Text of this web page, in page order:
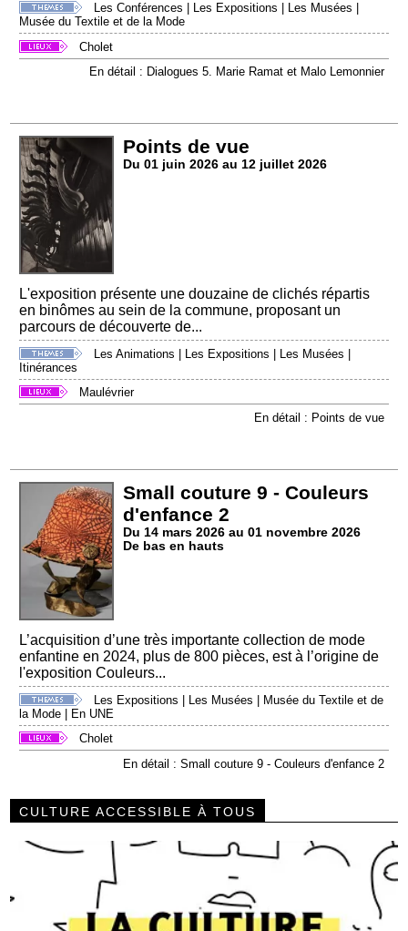
Les Conférences Les Expositions Les Musées
Musée du Textile et de la Mode
Cholet
En détail : Dialogues 5. Marie Ramat et Malo Lemonnier
Points de vue
Du 01 juin 2026 au 12 juillet 2026
L'exposition présente une douzaine de clichés répartis
en binômes au sein de la commune, proposant un
parcours de découverte de...
Les Animations Les Expositions Les Musées
Itinérances
Maulévrier
En détail : Points de vue
Small couture 9 - Couleurs
d'enfance 2
Du 14 mars 2026 au 01 novembre 2026
De bas en hauts
L’acquisition d’une très importante collection de mode
enfantine en 2024, plus de 800 pièces, est à l’origine de
l'exposition Couleurs...
Les Expositions | Les Musées | Musée du Textile et de
la Mode | En UNE
Cholet
En détail : Small couture 9 - Couleurs d'enfance 2
CULTURE ACCESSIBLE À TOUS